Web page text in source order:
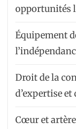
opportunités
Équipement
Droit de la
d’expertise
Cœur et